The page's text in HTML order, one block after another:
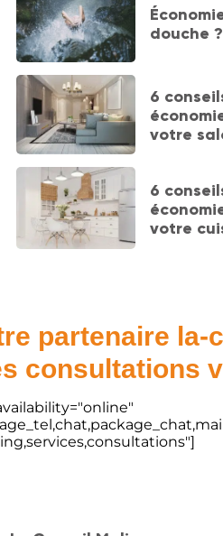
douche ?
6
votre
6
votre
partenaire la-
consultations